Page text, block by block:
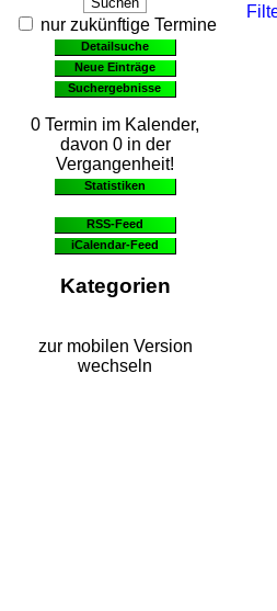
nur zukünftige Termine
Detailsuche
Neue Einträge
Suchergebnisse
0 Termin im Kalender,
davon 0 in der
Vergangenheit!
Statistiken
RSS-Feed
iCalendar-Feed
Kategorien
zur mobilen Version
wechseln